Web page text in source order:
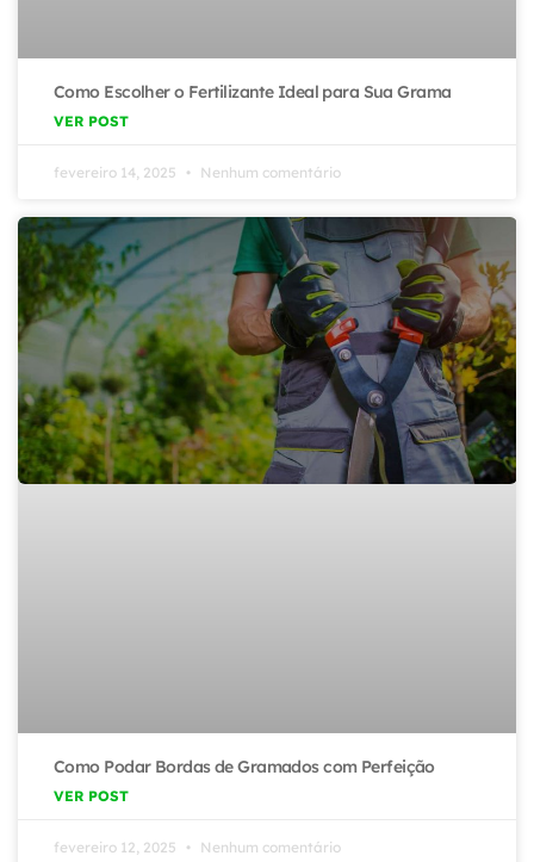
Como Escolher o Fertilizante Ideal para Sua Grama
VER POST
fevereiro 14, 2025 Nenhum comentário
Como Podar Bordas de Gramados com Perfeição
VER POST
fevereiro 12, 2025 Nenhum comentário